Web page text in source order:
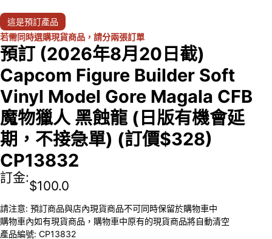
這是預訂產品
若需同時選購現貨商品，請分兩張訂單
預訂 (2026年8月20日截)
Capcom Figure Builder Soft
Vinyl Model Gore Magala CFB
魔物獵人 黑蝕龍 (日版有機會延
期，不接急單) (訂價$328)
CP13832
訂金:
$100.0
請注意: 預訂商品與店內現貨商品不可同時保留於購物車中
購物車內如有現貨商品，購物車中原有的現貨商品將自動清空
產品編號: CP13832